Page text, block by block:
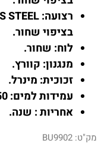
בציפוי שחור.
לוח: שחור.
מנגנון: קוורץ.
זכוכית: מינרל.
עמידות למים: 50 מטר (שטיפת ידיים בלבד).
אחריות : שנה.
מק"ט: BU9902